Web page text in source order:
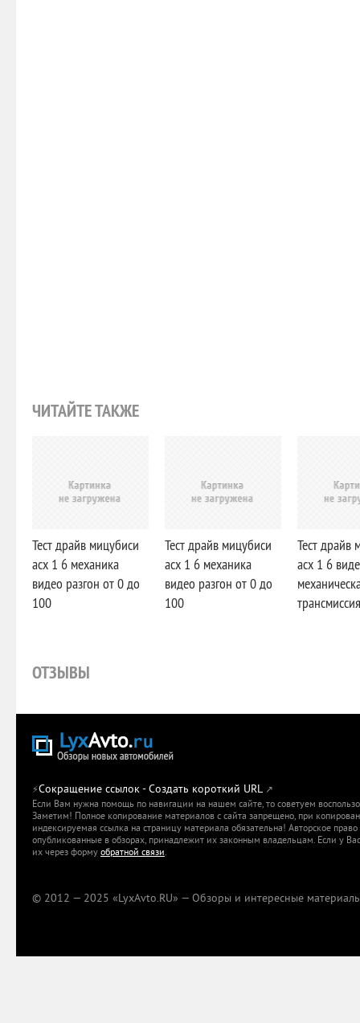
ЧИТАЙТЕ ТАКЖЕ
Тест драйв мицубиси
асх 1 6 механика
видео разгон от 0 до
100
Тест драйв мицубиси
асх 1 6 механика
видео разгон от 0 до
100
Тест драйв
асх 1 6
ОТЗЫВЫ
⚡Сокращение ссылок - Создать короткий URL ↗
Если Вам нужна помощь по навигации на нашем сайте, то советуем
Заметим! Полное копирование материалов с сайта запрещено, при
индексируемая ссылка на страницу материала обязательна! Авторское
опубликованные в обзорах, принадлежит их законным владельцам. Если у
их через форму обратной связи.
© 2012 — 2025 «LyxAvto.RU» — Обзоры и интересные